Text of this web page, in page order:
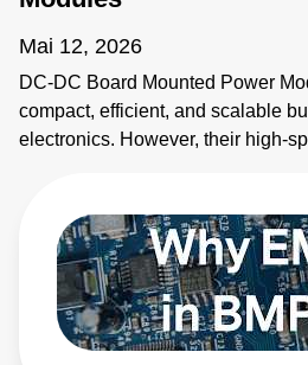
Mai 12, 2026
DC-DC Board Mounted Power
compact, efficient, and scalable
electronics. However, their high-
and how to apply EMI strategies.
https://bit.ly/4bEyhiY